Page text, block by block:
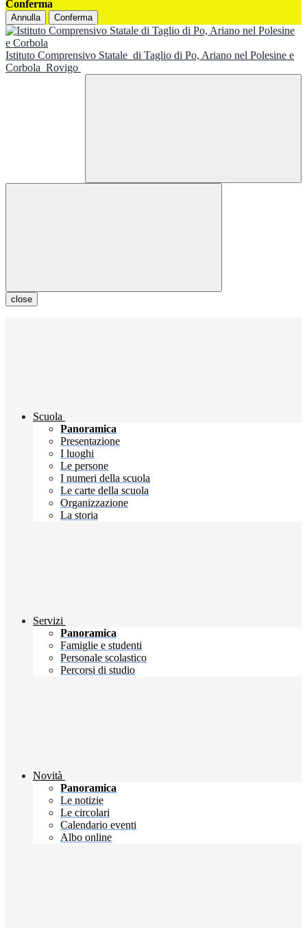
Conferma
Annulla Conferma
Istituto Comprensivo Statale di Taglio di Po, Ariano nel Polesine e
Corbola Rovigo
close
Scuola
Panoramica
Presentazione
I luoghi
Le persone
I numeri della scuola
Le carte della scuola
Organizzazione
La storia
Servizi
Panoramica
Famiglie e studenti
Personale scolastico
Percorsi di studio
Novità
Panoramica
Le notizie
Le circolari
Calendario eventi
Albo online